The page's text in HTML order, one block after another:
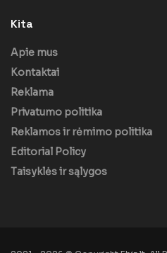
Kita
Apie mus
Kontaktai
Reklama
Privatumo politika
Reklamos ir rėmimo politika
Editorial Policy
Taisyklės ir sąlygos